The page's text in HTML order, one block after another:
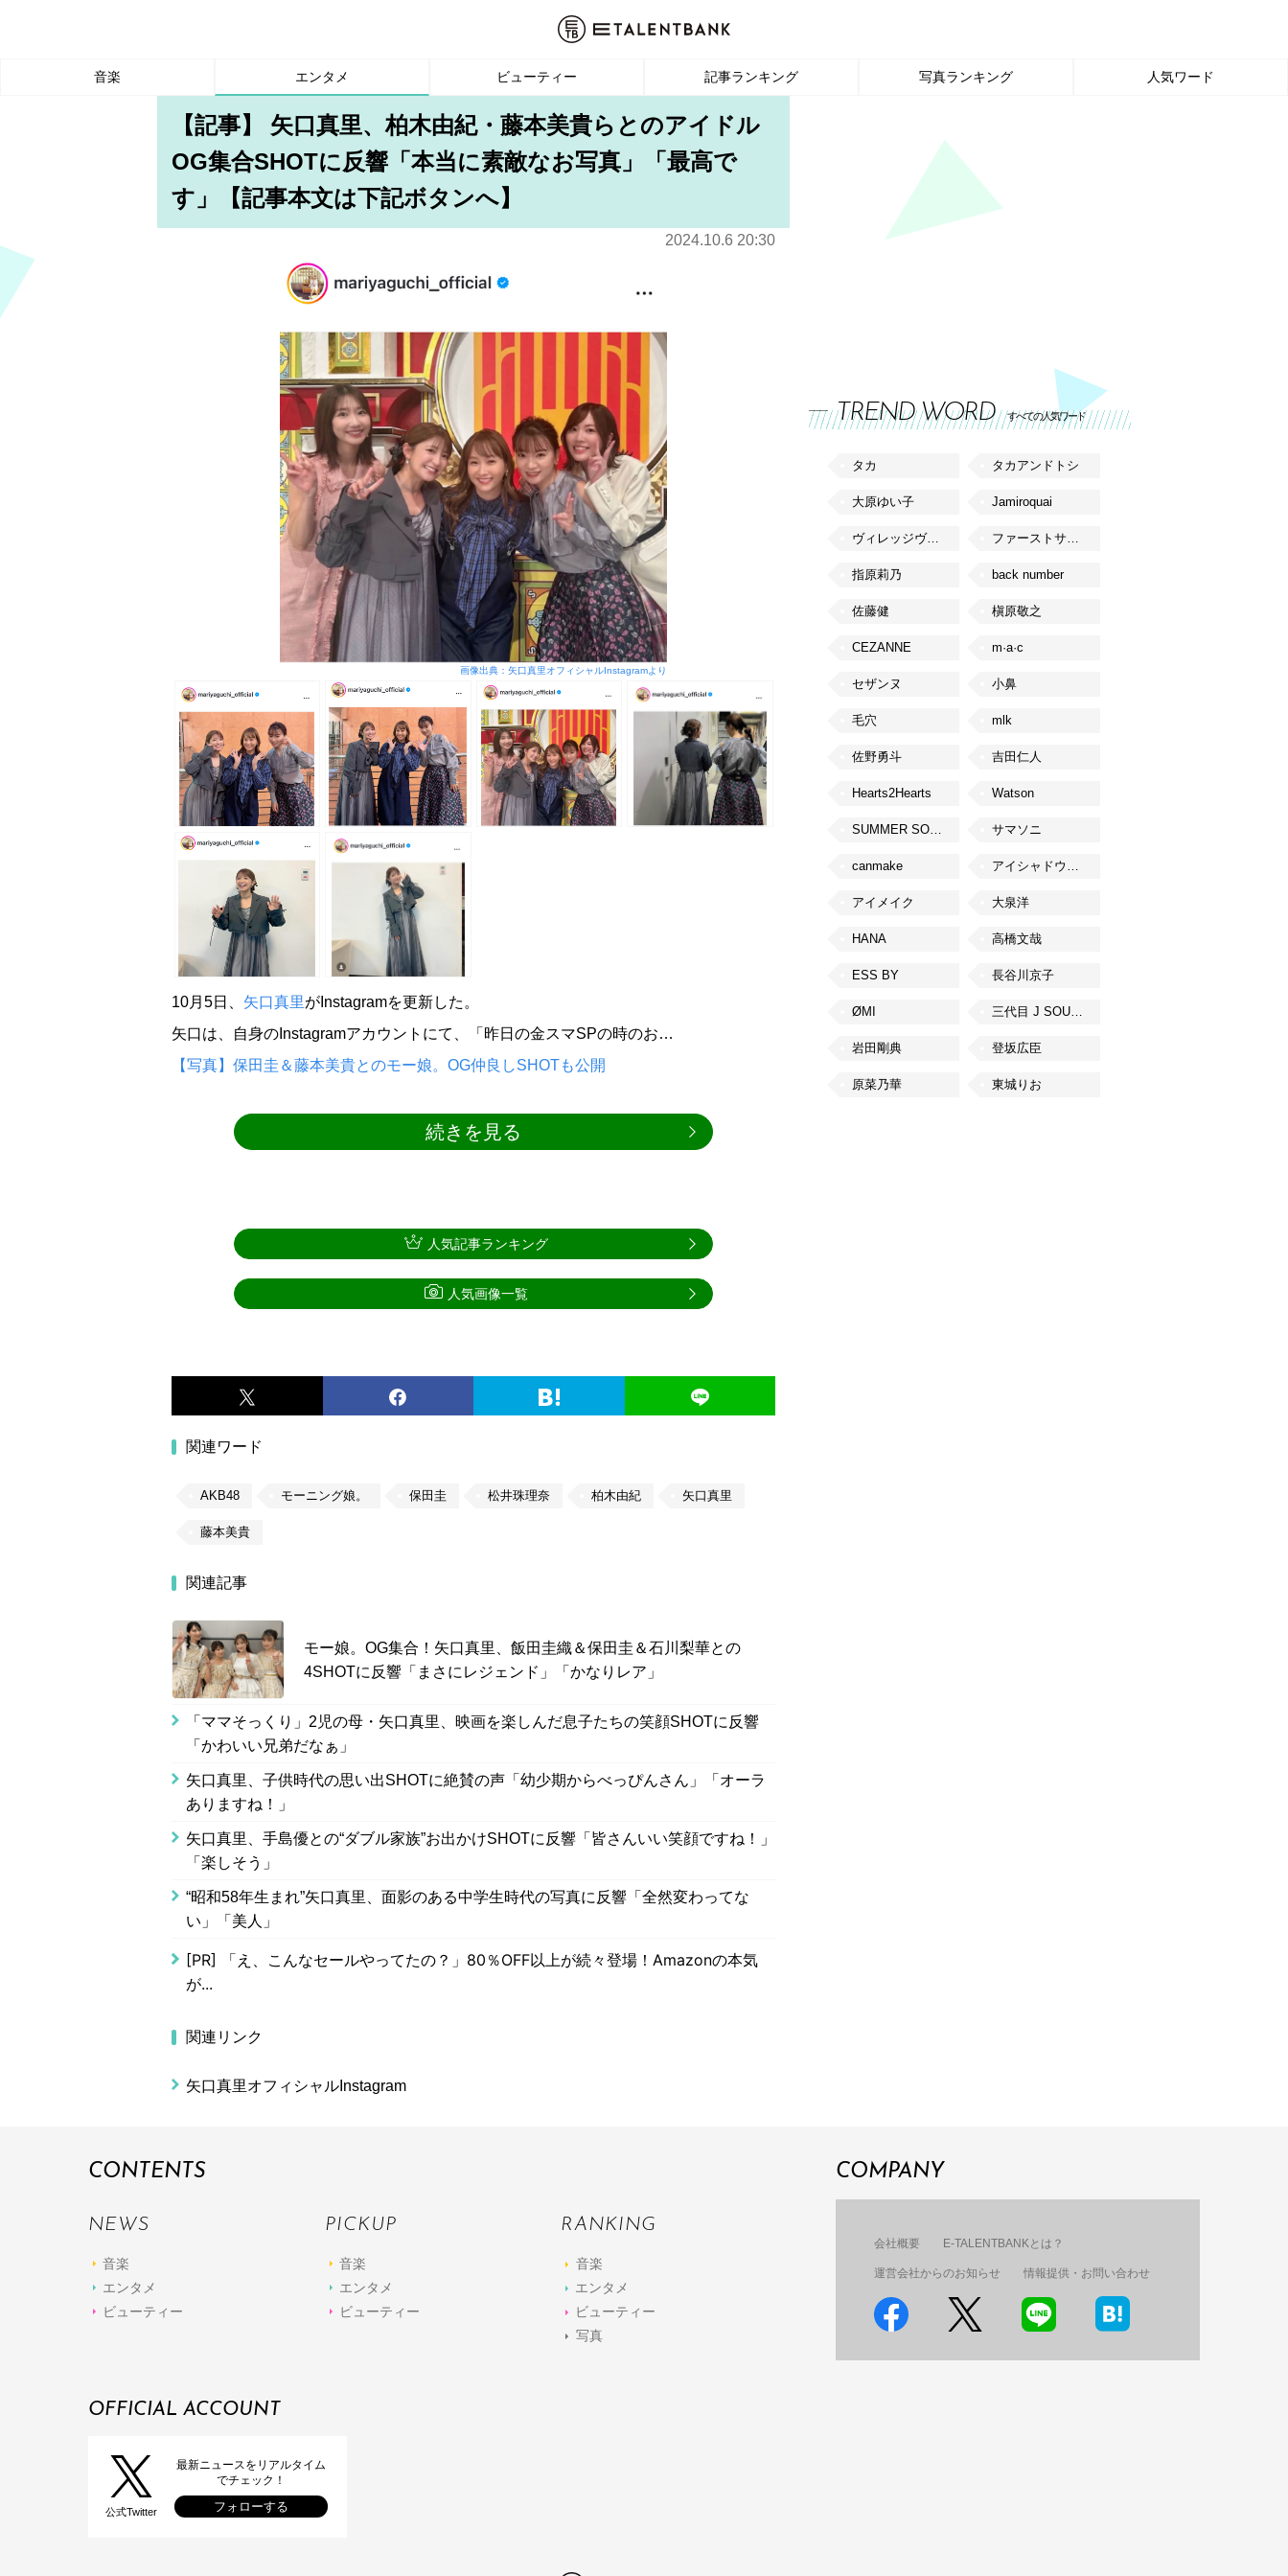
音楽 エンタメ ビューティー 記事ランキング 写真ランキング 人気ワード
【記事】 矢口真里、柏木由紀・藤本美貴らとのアイドル
OG集合SHOTに反響「本当に素敵なお写真」「最高で
す」【記事本文は下記ボタンへ】
2024.10.6 20:30
画像出典：矢口真里オフィシャルInstagramより
10月5日、 矢口真里がInstagramを更新した。
矢口は、自身のInstagramアカウントにて、「昨日の金スマSPの時のお…
【写真】保田圭＆藤本美貴とのモー娘。OG仲良しSHOTも公開
続きを見る
関連ワード
AKB48 モーニング娘。 保田圭 松井珠理奈 柏木由紀 矢口真里
藤本美貴
関連記事
モー娘。OG集合！矢口真里、飯田圭織＆保田圭＆石川梨華との
4SHOTに反響「まさにレジェンド」「かなりレア」
「ママそっくり」2児の母・矢口真里、映画を楽しんだ息子たちの笑顔SHOTに反響
「かわいい兄弟だなぁ」
矢口真里、子供時代の思い出SHOTに絶賛の声「幼少期からべっぴんさん」「オーラ
ありますね！」
矢口真里、手島優との“ダブル家族”お出かけSHOTに反響「皆さんいい笑顔ですね！」
「楽しそう」
“昭和58年生まれ”矢口真里、面影のある中学生時代の写真に反響「全然変わってな
い」「美人」
[PR]
「え、こんなセールやってたの？」80％OFF以上が続々登場！Amazonの本気
が...
関連リンク
矢口真里オフィシャルInstagram
人気記事ランキング
人気画像一覧
TREND WORD すべての人気ワード
タカ タカアンドトシ
大原ゆい子 Jamiroquai
ヴィレッジヴァンガード ファーストサマーウイカ
指原莉乃 back number
佐藤健 槇原敬之
CEZANNE m·a·c
セザンヌ 小鼻
毛穴 mlk
佐野勇斗 吉田仁人
Hearts2Hearts Watson
SUMMER SONIC サマソニ
canmake アイシャドウベース
アイメイク 大泉洋
HANA 高橋文哉
ESS BY 長谷川京子
ØMI 三代目 J SOUL BROTHERS from EXILE TRIBE
岩田剛典 登坂広臣
原菜乃華 東城りお
CONTENTS
NEWS
音楽
エンタメ
ビューティー
PICKUP
音楽
エンタメ
ビューティー
RANKING
音楽
エンタメ
ビューティー
写真
COMPANY
会社概要 E-TALENTBANKとは？
運営会社からのお知らせ 情報提供・お問い合わせ
OFFICIAL ACCOUNT
公式Twitter
最新ニュースをリアルタイム
でチェック！
フォローする